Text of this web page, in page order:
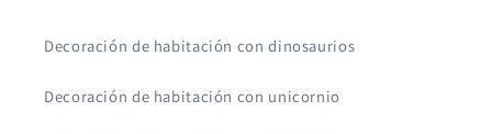
Decoración de habitación con dinosaurios
Decoración de habitación con unicornio